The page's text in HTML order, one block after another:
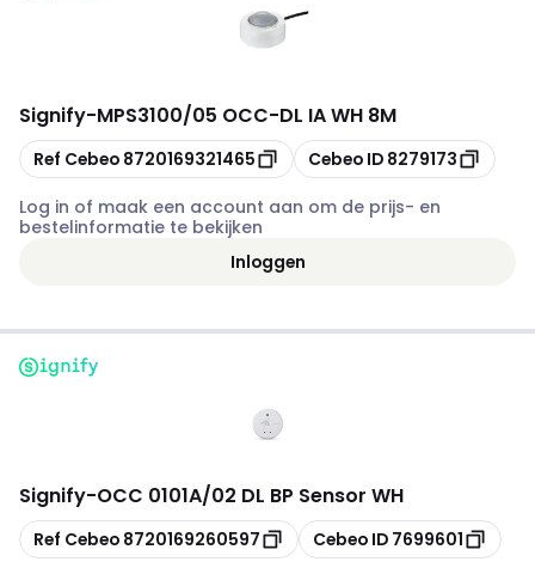
Signify-MPS3100/05 OCC-DL IA WH 8M
Kopiëren
Ref Cebeo 8720169321465 Kopiëren
Cebeo ID 8279173
Log in of maak een account aan om de prijs- en
bestelinformatie te bekijken
Inloggen
Signify-OCC 0101A/02 DL BP Sensor WH
Kopiëren
Ref Cebeo 8720169260597 Kopiëren
Cebeo ID 7699601